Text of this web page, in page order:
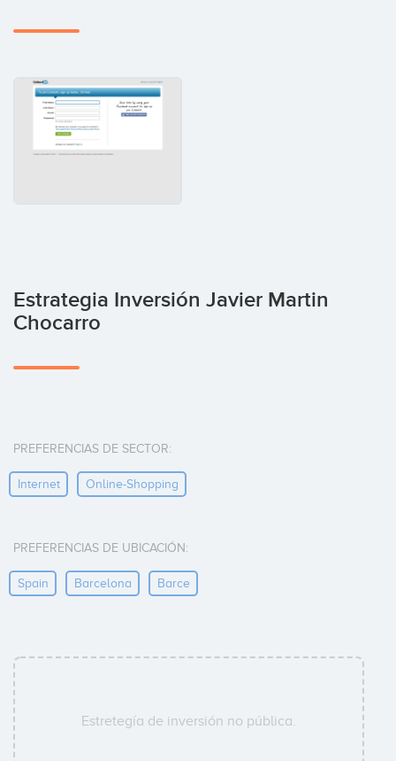
Estrategia Inversión Javier Martin
Chocarro
PREFERENCIAS DE SECTOR:
Internet Online-Shopping
PREFERENCIAS DE UBICACIÓN:
Spain Barcelona Barce
Estretegía de inversión no pública.